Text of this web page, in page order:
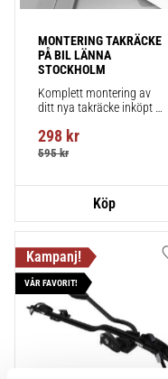
MONTERING TAKRÄCKE
PÅ BIL LÄNNA
STOCKHOLM
Komplett montering av
ditt nya takräcke inköpt
montering på din bil.
298 kr
595kr
VÅR FAVORIT!